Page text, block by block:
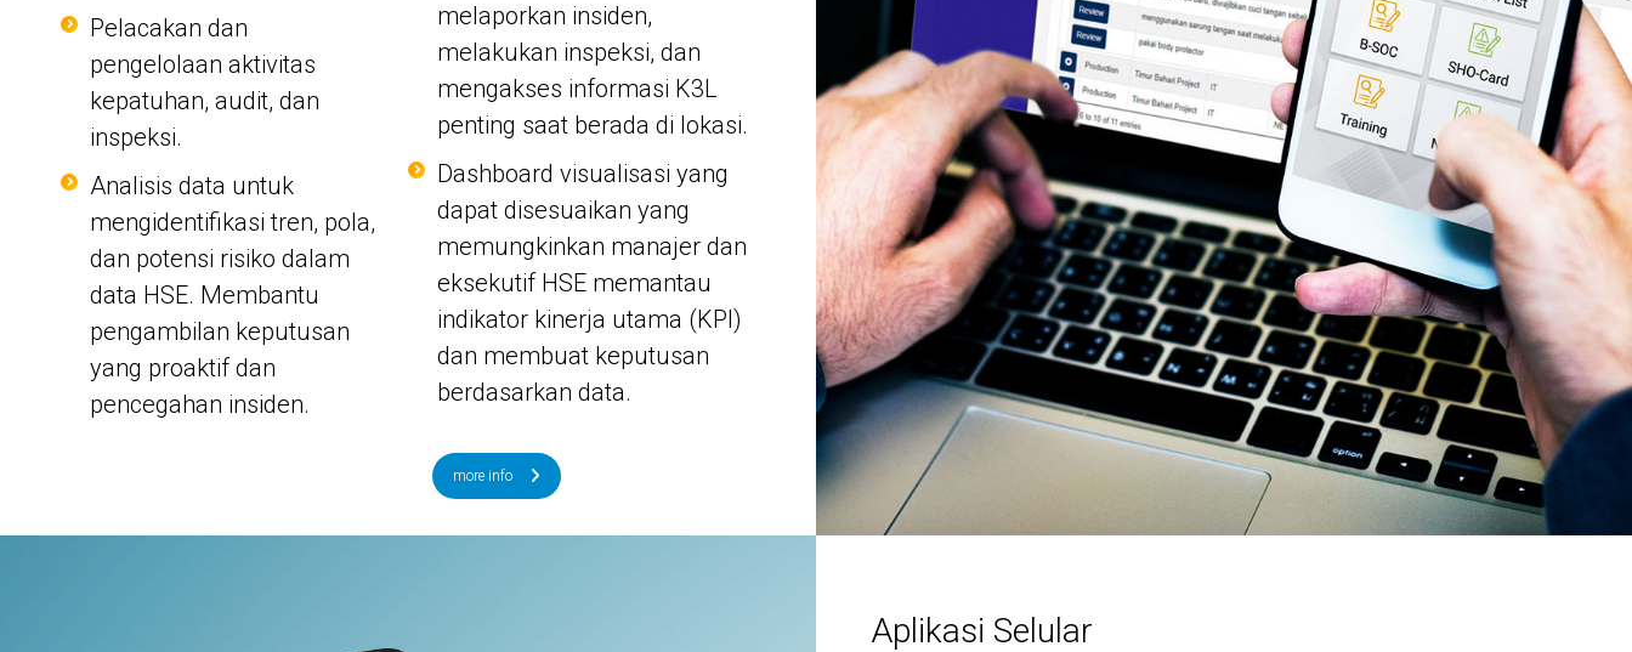
Pelacakan dan
pengelolaan aktivitas
kepatuhan, audit, dan
inspeksi.
Analisis data untuk
mengidentifikasi tren, pola,
dan potensi risiko dalam
data HSE. Membantu
pengambilan keputusan
yang proaktif dan
pencegahan insiden.
melaporkan insiden,
melakukan inspeksi, dan
mengakses informasi K3L
penting saat berada di lokasi.
Dashboard visualisasi yang
dapat disesuaikan yang
memungkinkan manajer dan
eksekutif HSE memantau
indikator kinerja utama (KPI)
dan membuat keputusan
berdasarkan data.
more info
Aplikasi Selular